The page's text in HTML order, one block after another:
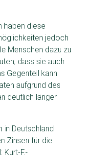
haben diese
jedoch
Menschen dazu zu
dass sie auch
Gegenteil kann
aufgrund des
deutlich länger
Zinsen für die
Kurt-F.-